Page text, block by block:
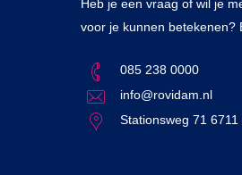
Heb je een vraag of wil je
voor je kunnen betekenen?
085 238 0000
info@rovidam.nl
Stationsweg 71 6711